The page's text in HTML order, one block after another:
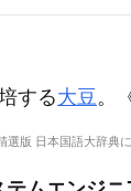
する大豆。
選版 日本国語大辞